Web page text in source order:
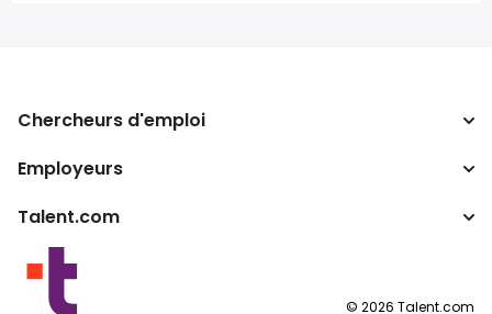
Chercheurs d'emploi
Recherche d'emploi
Convertisseur de salaire
Employeurs
Entreprises
Programmes partenaires
Talent.com
Autres pays
Conditions d’utilisation
© 2026 Talent.com